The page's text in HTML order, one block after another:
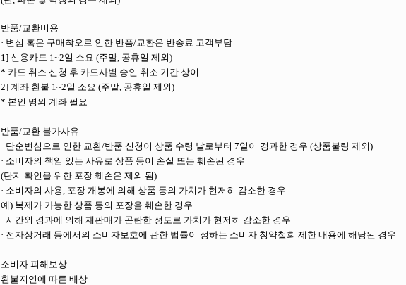
반품/교환비용
· 변심 혹은 구매착오로 인한 반품/교환은 반송료 고객부담
1] 신용카드 1~2일 소요 (주말, 공휴일 제외)
* 카드 취소 신청 후 카드사별 승인 취소 기간 상이
2] 계좌 환불 1~2일 소요 (주말, 공휴일 제외)
* 본인 명의 계좌 필요
반품/교환 불가사유
· 단순변심으로 인한 교환/반품 신청이 상품 수령 날로부터 7일이 경과한 경우 (상품불량 제외)
· 소비자의 책임 있는 사유로 상품 등이 손실 또는 훼손된 경우
(단지 확인을 위한 포장 훼손은 제외 됨)
· 소비자의 사용, 포장 개봉에 의해 상품 등의 가치가 현저히 감소한 경우
예) 복제가 가능한 상품 등의 포장을 훼손한 경우
· 시간외 경과에 의해 재판매가 곤란한 정도로 가치가 현저히 감소한 경우
· 전자상거래 등에서의 소비자보호에 관한 법률이 정하는 소비자 청약철회 제한 내용에 해당된 경우
소비자 피해보상
환불지연에 따른 배상